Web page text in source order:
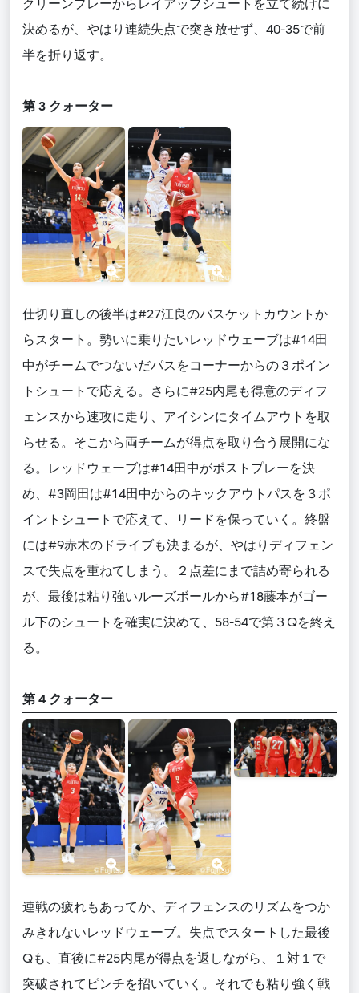
クリーンプレーからレイアップシュートを立て続けに
決めるが、やはり連続失点で突き放せず、40-35で前
半を折り返す。
第 3 クォーター
仕切り直しの後半は#27江良のバスケットカウントか
らスタート。勢いに乗りたいレッドウェーブは#14田
中がチームでつないだパスをコーナーからの３ポイン
トシュートで応える。さらに#25内尾も得意のディフ
ェンスから速攻に走り、アイシンにタイムアウトを取
らせる。そこから両チームが得点を取り合う展開にな
る。レッドウェーブは#14田中がポストプレーを決
め、#3岡田は#14田中からのキックアウトパスを３ポ
イントシュートで応えて、リードを保っていく。終盤
には#9赤木のドライブも決まるが、やはりディフェン
スで失点を重ねてしまう。２点差にまで詰め寄られる
が、最後は粘り強いルーズボールから#18藤本がゴー
ル下のシュートを確実に決めて、58-54で第３Qを終え
る。
第 4 クォーター
連戦の疲れもあってか、ディフェンスのリズムをつか
みきれないレッドウェーブ。失点でスタートした最後
Qも、直後に#25内尾が得点を返しながら、１対１で
突破されてピンチを招いていく。それでも粘り強く戦